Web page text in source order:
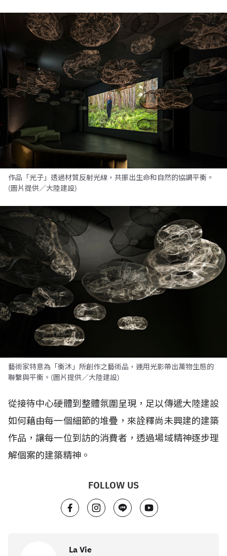
作品「光子」透過材質反射光線，共振出生命和自然的協調平衡。
(圖片提供／大陸建設)
藝術家特意為「衡沐」所創作之藝術品，運用光影帶出萬物生態的
聯繫與平衡。(圖片提供／大陸建設)
從接待中心硬體到整體氛圍呈現，足以傳遞大陸建設
如何藉由每一個細節的堆疊，來詮釋尚未興建的建築
作品，讓每一位到訪的消費者，透過場域精神逐步理
解個案的建築精神。
FOLLOW US
La Vie